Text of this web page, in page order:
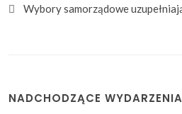
Wybory samorządowe
NADCHODZĄCE WYDARZENIA